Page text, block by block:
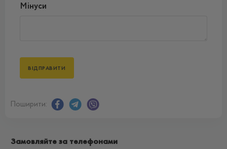
Мінуси
Поширити:
Замовляйте за телефонами